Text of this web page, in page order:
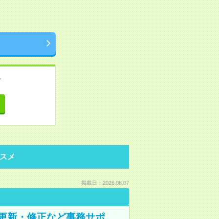
メ
掲載日：2026.08.07
新・修正など事務サポ